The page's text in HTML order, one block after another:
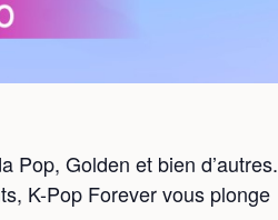
Pop, Golden et bien d’autres.
K-Pop Forever vous plonge